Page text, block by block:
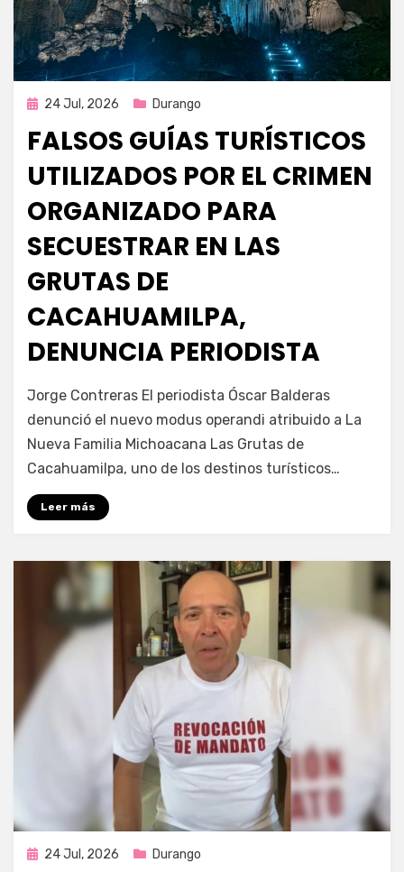
Publicada
24 Jul, 2026 Durango
FALSOS GUÍAS TURÍSTICOS
UTILIZADOS POR EL CRIMEN
ORGANIZADO PARA
SECUESTRAR EN LAS
GRUTAS DE
CACAHUAMILPA,
DENUNCIA PERIODISTA
Fernando Miranda Servín
Jorge Contreras El periodista Óscar Balderas
denunció el nuevo modus operandi atribuido a La
Nueva Familia Michoacana Las Grutas de
Cacahuamilpa, uno de los destinos turísticos…
Leer más
Publicada
24 Jul, 2026 Durango